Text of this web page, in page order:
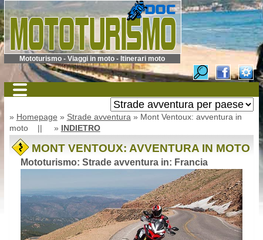
Mototurismo - Viaggi in moto - Itinerari moto
» Homepage » Strade avventura » Mont Ventoux: avventura in
moto || » INDIETRO
MONT VENTOUX: AVVENTURA IN MOTO
Mototurismo: Strade avventura in: Francia